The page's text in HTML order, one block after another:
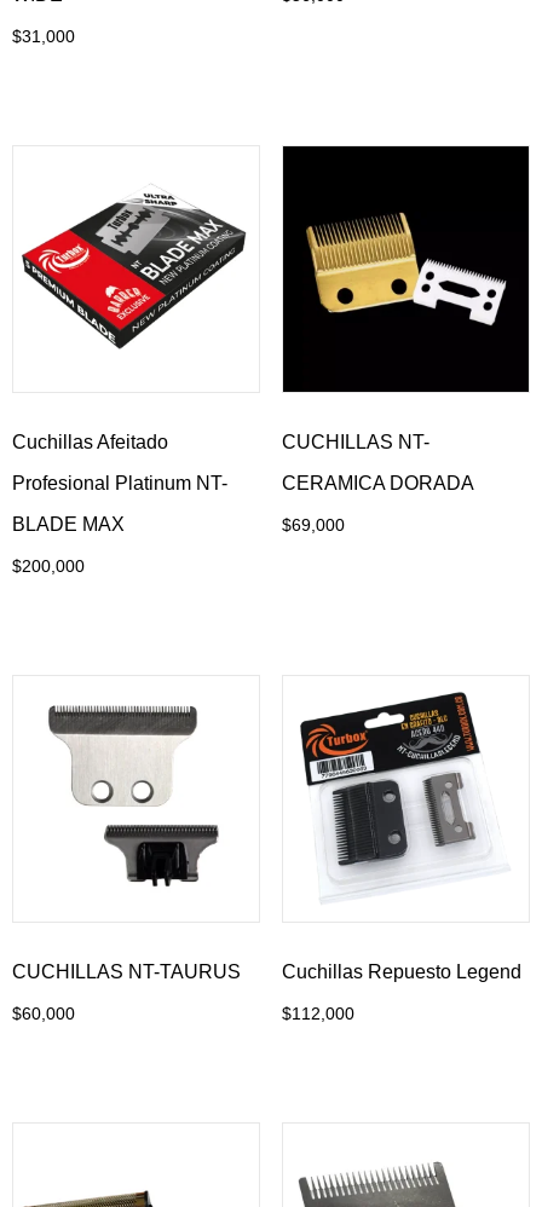
$31,000
Cuchillas Afeitado
Profesional Platinum NT-
BLADE MAX
$200,000
CUCHILLAS NT-
CERAMICA DORADA
$69,000
CUCHILLAS NT-TAURUS
$60,000
Cuchillas Repuesto Legend
$112,000